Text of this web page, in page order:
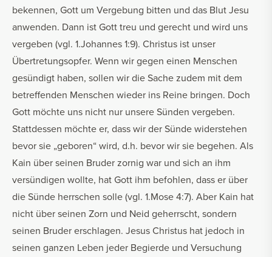
bekennen, Gott um Vergebung bitten und das Blut Jesu
anwenden. Dann ist Gott treu und gerecht und wird uns
vergeben (vgl. 1.Johannes 1:9). Christus ist unser
Übertretungsopfer. Wenn wir gegen einen Menschen
gesündigt haben, sollen wir die Sache zudem mit dem
betreffenden Menschen wieder ins Reine bringen. Doch
Gott möchte uns nicht nur unsere Sünden vergeben.
Stattdessen möchte er, dass wir der Sünde widerstehen
bevor sie „geboren“ wird, d.h. bevor wir sie begehen. Als
Kain über seinen Bruder zornig war und sich an ihm
versündigen wollte, hat Gott ihm befohlen, dass er über
die Sünde herrschen solle (vgl. 1.Mose 4:7). Aber Kain hat
nicht über seinen Zorn und Neid geherrscht, sondern
seinen Bruder erschlagen. Jesus Christus hat jedoch in
seinen ganzen Leben jeder Begierde und Versuchung